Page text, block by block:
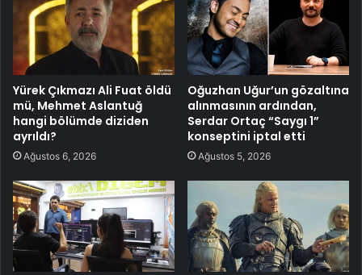
Yürek Çıkmazı Ali Fuat öldü
mü, Mehmet Aslantuğ
hangi bölümde diziden
ayrıldı?
Ağustos 6, 2026
Oğuzhan Uğur’un gözaltına
alınmasının ardından,
Serdar Ortaç “Saygı 1”
konseptini iptal etti
Ağustos 5, 2026